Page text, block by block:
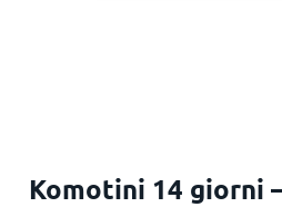
Komotini 14 giorni